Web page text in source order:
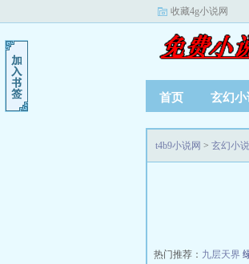
收藏4g小说网
首页 玄幻小
t4b9小说网 > 玄幻小说
热门推荐： 九层天界